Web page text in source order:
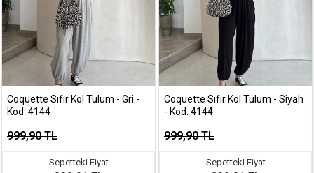
Coquette Sıfır Kol Tulum - Gri -
Kod: 4144
999,90 TL
Sepetteki Fiyat
Coquette Sıfır Kol Tulum - Siyah
- Kod: 4144
999,90 TL
Sepetteki Fiyat